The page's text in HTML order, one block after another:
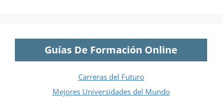
Guías De Formación Online
Carreras del Futuro
Mejores Universidades del Mundo